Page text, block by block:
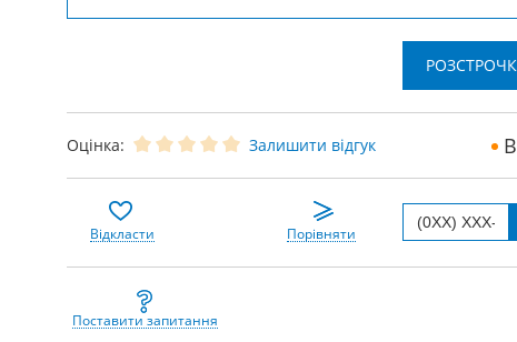
Оцінка: Залишити відгук
Відкласти Порівняти
Поставити запитання